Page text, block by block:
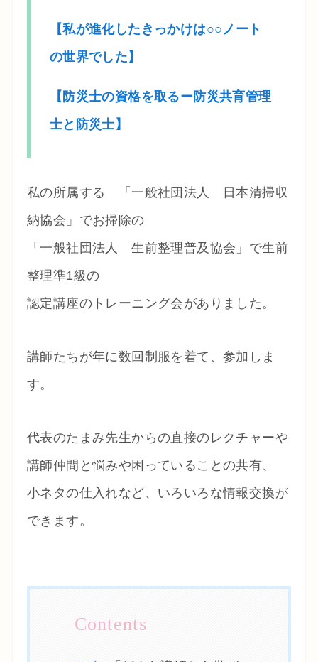
【私が進化したきっかけは○○ノート
の世界でした】
【防災士の資格を取るー防災共育管理
士と防災士】
私の所属する 「一般社団法人 日本清掃収
納協会」でお掃除の
「一般社団法人 生前整理普及協会」で生前
整理準1級の
認定講座のトレーニング会がありました。
講師たちが年に数回制服を着て、参加しま
す。
代表のたまみ先生からの直接のレクチャーや
講師仲間と悩みや困っていることの共有、
小ネタの仕入れなど、いろいろな情報交換が
できます。